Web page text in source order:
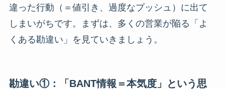
違った行動（＝値引き、過度なプッシュ）に出て
しまいがちです。まずは、多くの営業が陥る「よ
くある勘違い」を見ていきましょう。
勘違い①：「BANT情報＝本気度」という思